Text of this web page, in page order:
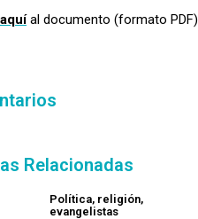
aquíal documento (formato PDF)
Relacionadas
Política, religión,
evangelistas